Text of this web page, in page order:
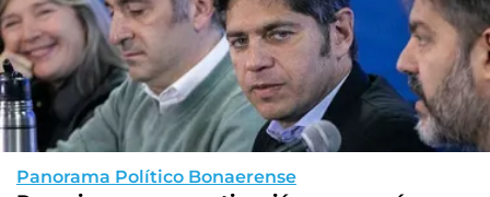
Panorama Político Bonaerense